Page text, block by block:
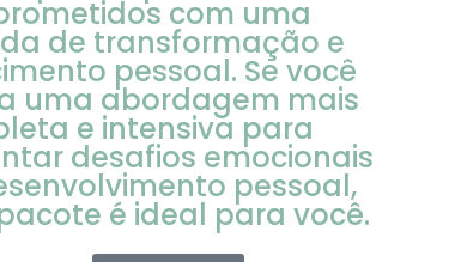
com uma
de transformação e
pessoal. Se você
uma abordagem mais
e intensiva para
desafios emocionais
pessoal,
é ideal para você.